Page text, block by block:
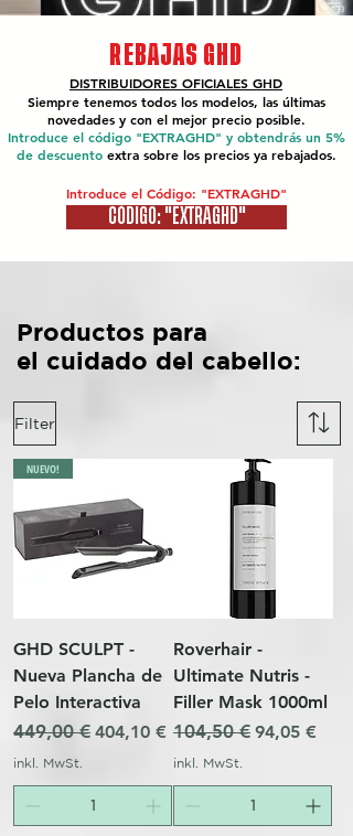
REBAJAS GHD
DISTRIBUIDORES OFICIALES GHD
Siempre tenemos todos los modelos, las últimas
novedades y con el mejor precio posible.
Introduce el código "EXTRAGHD" y obtendrás un 5%
de descuento extra sobre los precios ya rebajados.
Introduce el Código: "EXTRAGHD"
CÓDIGO: "EXTRAGHD"
Productos para
el cuidado del cabello:
Filter
NUEVO!
GHD SCULPT -
Nueva Plancha de
Pelo Interactiva
Standardpreis
449,00 € Sale-Preis
404,10 €
inkl. MwSt.
Roverhair -
Ultimate Nutris -
Filler Mask 1000ml
Standardpreis
104,50 € Sale-Preis
94,05 €
inkl. MwSt.